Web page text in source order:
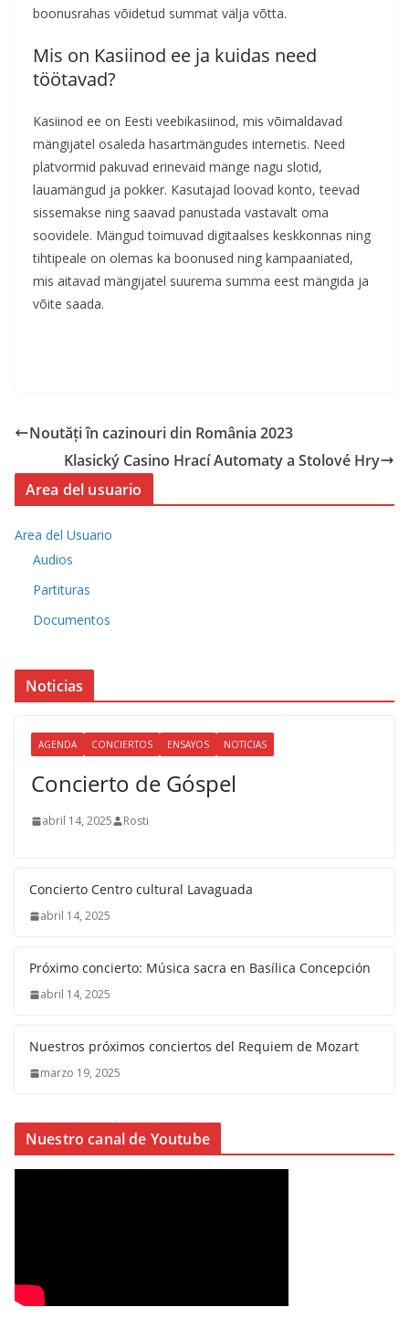
boonusrahas võidetud summat välja võtta.
Mis on Kasiinod ee ja kuidas need
töötavad?
Kasiinod ee on Eesti veebikasiinod, mis võimaldavad
mängijatel osaleda hasartmängudes internetis. Need
platvormid pakuvad erinevaid mänge nagu slotid,
lauamängud ja pokker. Kasutajad loovad konto, teevad
sissemakse ning saavad panustada vastavalt oma
soovidele. Mängud toimuvad digitaalses keskkonnas ning
tihtipeale on olemas ka boonused ning kampaaniated,
mis aitavad mängijatel suurema summa eest mängida ja
võite saada.
Noutăți în cazinouri din România 2023
Klasický Casino Hrací Automaty a Stolové Hry
Area del usuario
Area del Usuario
Audios
Partituras
Documentos
Noticias
AGENDA CONCIERTOS ENSAYOS NOTICIAS
Concierto de Góspel
abril 14, 2025 Rosti
Concierto Centro cultural Lavaguada
abril 14, 2025
Próximo concierto: Música sacra en Basílica Concepción
abril 14, 2025
Nuestros próximos conciertos del Requiem de Mozart
marzo 19, 2025
Nuestro canal de Youtube